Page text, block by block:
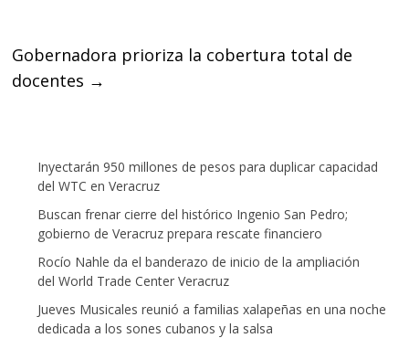
Gobernadora prioriza la cobertura total de
docentes →
Inyectarán 950 millones de pesos para duplicar capacidad
del WTC en Veracruz
Buscan frenar cierre del histórico Ingenio San Pedro;
gobierno de Veracruz prepara rescate financiero
Rocío Nahle da el banderazo de inicio de la ampliación
del World Trade Center Veracruz
Jueves Musicales reunió a familias xalapeñas en una noche
dedicada a los sones cubanos y la salsa